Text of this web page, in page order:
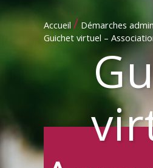
Accueil / Démarches
Guichet virtuel –